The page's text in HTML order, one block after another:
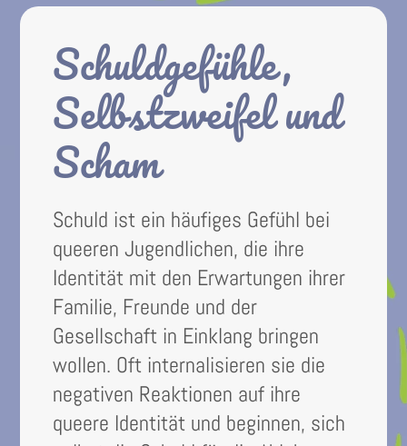
Schuldgefühle,
Selbstzweifel und
Scham
Schuld ist ein häufiges Gefühl bei
queeren Jugendlichen, die ihre
Identität mit den Erwartungen ihrer
Familie, Freunde und der
Gesellschaft in Einklang bringen
wollen. Oft internalisieren sie die
negativen Reaktionen auf ihre
queere Identität und beginnen, sich